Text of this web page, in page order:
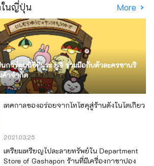
ในญี่ปุ่น More
นการ์ตูนนิชิทีมูระ ยูจิ ร่วมมือกับตัวละครซานริ
ค้าจำกัด
เทศกาลของอร่อยจากโทโฮคุสู่ร้านดังในโตเกียว
2021.03.25
เตรียมเหรียญไปละลายทรัพย์ใน Department
Store of Gashapon ร้านที่มีเครื่องกาชาปอง